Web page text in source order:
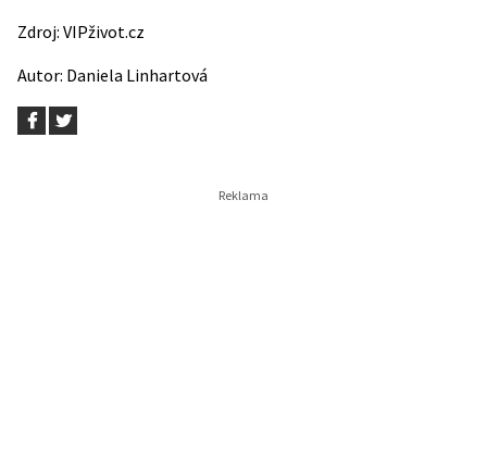
Zdroj: VIPživot.cz
Autor: Daniela Linhartová